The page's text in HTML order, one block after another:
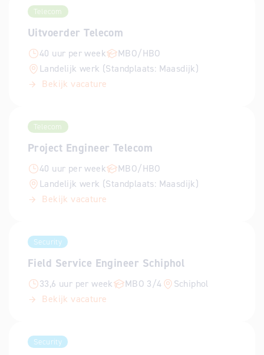
Telecom
Uitvoerder Telecom
40 uur per week
MBO/HBO
Landelijk werk (Standplaats: Maasdijk)
Bekijk vacature
Telecom
Project Engineer Telecom
40 uur per week
MBO/HBO
Landelijk werk (Standplaats: Maasdijk)
Bekijk vacature
Security
Field Service Engineer Schiphol
33,6 uur per week MBO 3/4
Schiphol
Bekijk vacature
Security